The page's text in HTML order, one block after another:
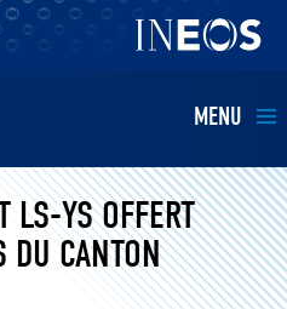
MENU
LS-YS OFFERT
DU CANTON